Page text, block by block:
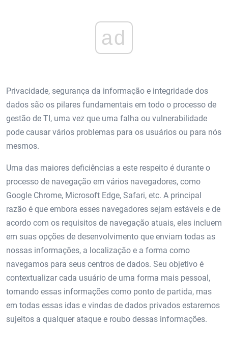
ad
Privacidade, segurança da informação e integridade dos
dados são os pilares fundamentais em todo o processo de
gestão de TI, uma vez que uma falha ou vulnerabilidade
pode causar vários problemas para os usuários ou para nós
mesmos.
Uma das maiores deficiências a este respeito é durante o
processo de navegação em vários navegadores, como
Google Chrome, Microsoft Edge, Safari, etc. A principal
razão é que embora esses navegadores sejam estáveis ​​e de
acordo com os requisitos de navegação atuais, eles incluem
em suas opções de desenvolvimento que enviam todas as
nossas informações, a localização e a forma como
navegamos para seus centros de dados. Seu objetivo é
contextualizar cada usuário de uma forma mais pessoal,
tomando essas informações como ponto de partida, mas
em todas essas idas e vindas de dados privados estaremos
sujeitos a qualquer ataque e roubo dessas informações.